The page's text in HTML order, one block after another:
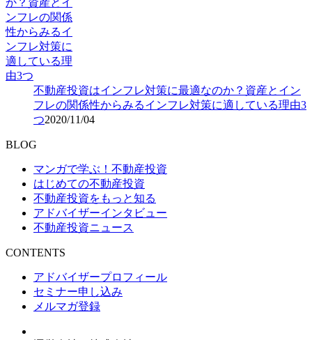
不動産投資はインフレ対策に最適なのか？資産とイン
フレの関係性からみるインフレ対策に適している理由3
つ2020/11/04
BLOG
マンガで学ぶ！不動産投資
はじめての不動産投資
不動産投資をもっと知る
アドバイザーインタビュー
不動産投資ニュース
CONTENTS
アドバイザープロフィール
セミナー申し込み
メルマガ登録